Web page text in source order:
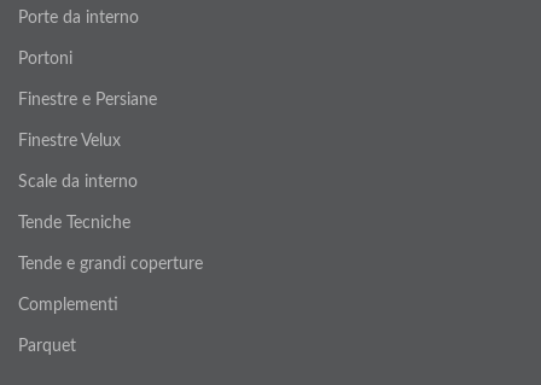
Porte da interno
Portoni
Finestre e Persiane
Finestre Velux
Scale da interno
Tende Tecniche
Tende e grandi coperture
Complementi
Parquet